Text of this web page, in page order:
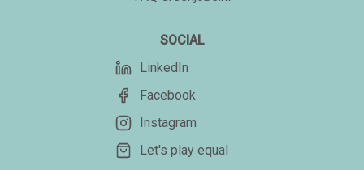
SOCIAL
LinkedIn
Facebook
Instagram
Let's play equal